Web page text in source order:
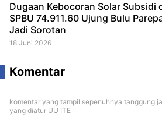
Dugaan Kebocoran Solar Subsidi
SPBU 74.911.60 Ujung Bulu
Jadi Sorotan
18 Juni 2026
Komentar
komentar yang tampil sepenuhnya tanggung
yang diatur UU ITE